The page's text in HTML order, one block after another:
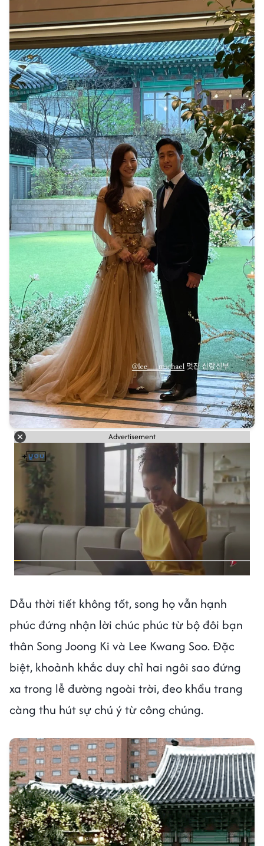
Advertisement
Dẫu thời tiết không tốt, song họ vẫn hạnh
phúc đứng nhận lời chúc phúc từ bộ đôi bạn
thân Song Joong Ki và Lee Kwang Soo. Đặc
biệt, khoảnh khắc duy chỉ hai ngôi sao đứng
xa trong lễ đường ngoài trời, đeo khẩu trang
càng thu hút sự chú ý từ công chúng.